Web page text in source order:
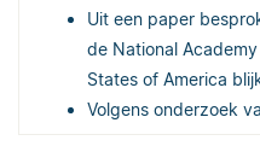
Uit een paper
de National
States of America
Volgens onderzoek